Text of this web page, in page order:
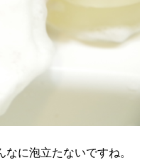
に泡立たないですね。